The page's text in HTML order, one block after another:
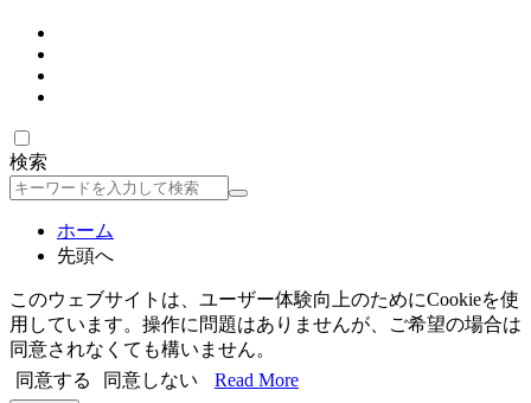
検索
検
ホーム
先頭へ
このウェブサイトは、ユーザー体験向上のためにCookieを使
用しています。操作に問題はありませんが、ご希望の場合は
同意されなくても構いません。
同意する
同意しない Read More